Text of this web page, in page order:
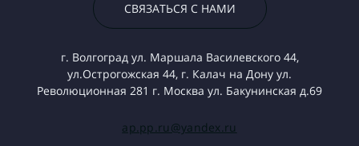
СВЯЗАТЬСЯ С НАМИ
г. Волгоград ул. Маршала Василевского 44,
ул.Острогожская 44, г. Калач на Дону ул.
Революционная 281 г. Москва ул. Бакунинская д.69
ap.pp.ru@yandex.ru